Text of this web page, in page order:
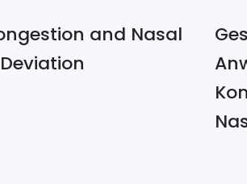
and Nasal